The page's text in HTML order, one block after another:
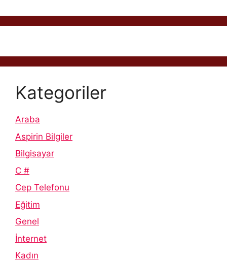
Kategoriler
Araba
Aspirin Bilgiler
Bilgisayar
C #
Cep Telefonu
Eğitim
Genel
İnternet
Kadın